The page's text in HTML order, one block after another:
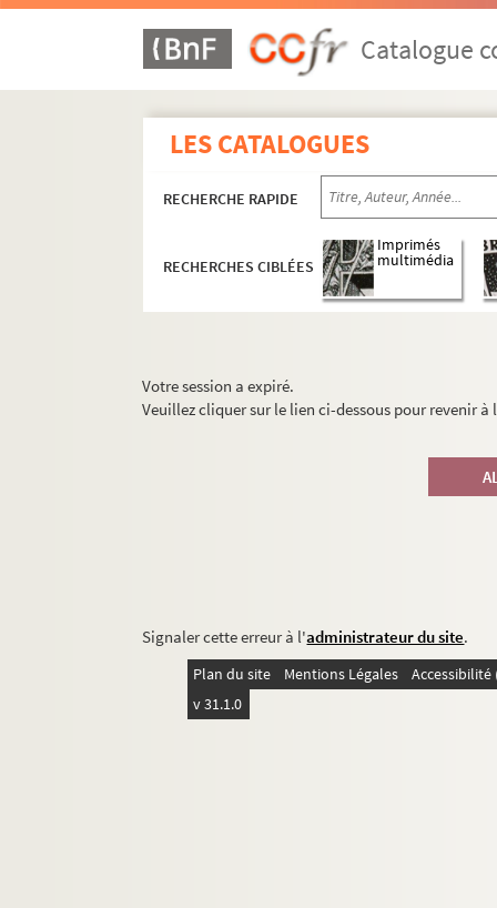
Catalogue
LES CATALOGUES
RECHERCHE RAPIDE
RECHERCHES CIBLÉES
Imprimés
multimédia
Votre session a expiré.
Veuillez cliquer sur le lien ci-dessous pour revenir
Signaler cette erreur à l'administrateur du site.
Plan du site Mentions Légales
v 31.1.0